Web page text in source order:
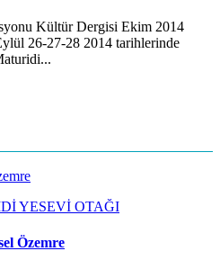
Kültür Dergisi Ekim 2014
26-27-28 2014 tarihlerinde
YESEVİ OTAĞI
Özemre